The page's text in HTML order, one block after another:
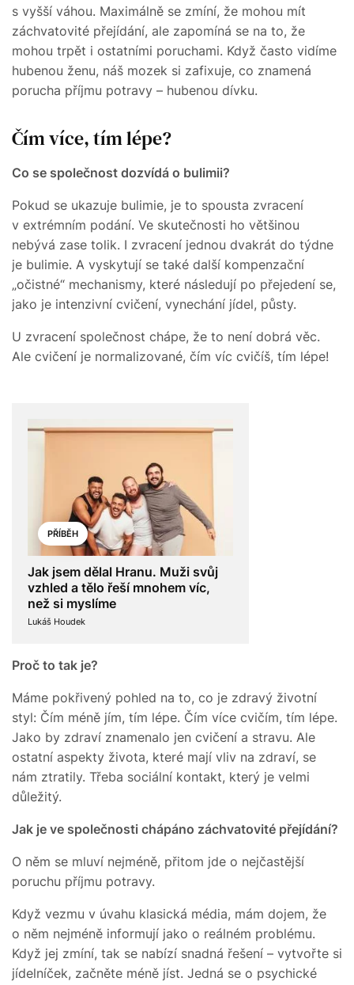
s vyšší váhou. Maximálně se zmíní, že mohou mít
záchvatovité přejídání, ale zapomíná se na to, že
mohou trpět i ostatními poruchami. Když často vidíme
hubenou ženu, náš mozek si zafixuje, co znamená
porucha příjmu potravy – hubenou dívku.
Čím více, tím lépe?
Co se společnost dozvídá o bulimii?
Pokud se ukazuje bulimie, je to spousta zvracení
v extrémním podání. Ve skutečnosti ho většinou
nebývá zase tolik. I zvracení jednou dvakrát do týdne
je bulimie. A vyskytují se také další kompenzační
„očistné“ mechanismy, které následují po přejedení se,
jako je intenzivní cvičení, vynechání jídel, půsty.
U zvracení společnost chápe, že to není dobrá věc.
Ale cvičení je normalizované, čím víc cvičíš, tím lépe!
PŘÍBĚH
Jak jsem dělal Hranu. Muži svůj
vzhled a tělo řeší mnohem víc,
než si myslíme
Lukáš Houdek
Proč to tak je?
Máme pokřivený pohled na to, co je zdravý životní
styl: Čím méně jím, tím lépe. Čím více cvičím, tím lépe.
Jako by zdraví znamenalo jen cvičení a stravu. Ale
ostatní aspekty života, které mají vliv na zdraví, se
nám ztratily. Třeba sociální kontakt, který je velmi
důležitý.
Jak je ve společnosti chápáno záchvatovité přejídání?
O něm se mluví nejméně, přitom jde o nejčastější
poruchu příjmu potravy.
Když vezmu v úvahu klasická média, mám dojem, že
o něm nejméně informují jako o reálném problému.
Když jej zmíní, tak se nabízí snadná řešení – vytvořte si
jídelníček, začněte méně jíst. Jedná se o psychické